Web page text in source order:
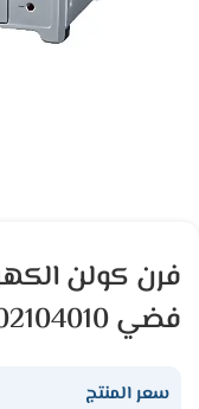
فضي 802104010
سعر المنتج